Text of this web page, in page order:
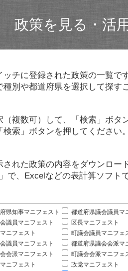
政策を見る・活
チに登録された政策の一覧です
別や都道府県を選択して探す
複数可）して、「検索」ボタ
索」ボタンを押してください。
れた政策の内容をダウンロー
で、Excelなどの表計算ソフト
県知事マニフェスト 都道府県議会議員マ
議員マニフェスト
区長マニフェスト
ニフェスト
町議会議員マニフェ
議員マニフェスト
都道府県議会会派マ
会派マニフェスト
町議会会派マニフェ
ニフェスト
政党マニフェスト